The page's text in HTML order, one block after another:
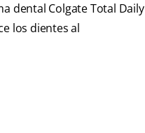
dental Colgate Total Daily
los dientes al